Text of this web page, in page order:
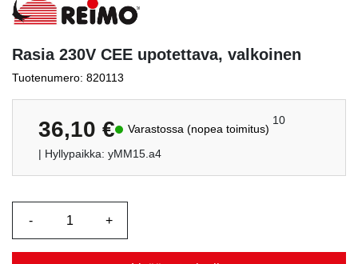
Rasia 230V CEE upotettava, valkoinen
Tuotenumero: 820113
36,10 € Varastossa (nopea toimitus)
10
| Hyllypaikka: yMM15.a4